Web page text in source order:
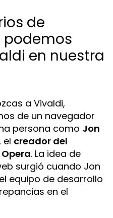
de
podemos
en nuestra
a Vivaldi,
de un navegador
persona como Jon
el creador del
. La idea de
surgió cuando Jon
equipo de desarrollo
en el